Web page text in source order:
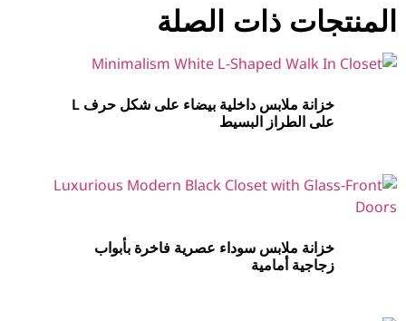
المنتجات ذات الصلة
خزانة ملابس داخلية بيضاء على شكل حرف L
على الطراز البسيط
خزانة ملابس سوداء عصرية فاخرة بأبواب
زجاجية أمامية